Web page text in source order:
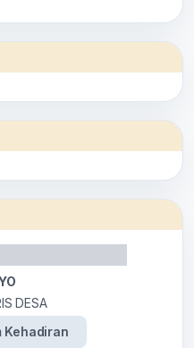
DESA
Kehadiran